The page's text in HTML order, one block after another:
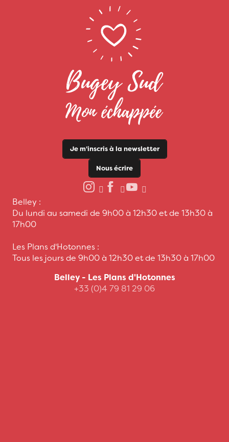
Je m'inscris à la newsletter
Nous écrire
Belley :
Du lundi au samedi de 9h00 à 12h30 et de 13h30 à
17h00
Les Plans d'Hotonnes :
Tous les jours de 9h00 à 12h30 et de 13h30 à 17h00
Belley - Les Plans d'Hotonnes
+33 (0)4 79 81 29 06